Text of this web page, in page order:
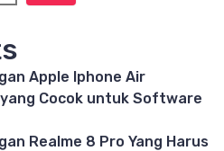
Apple Iphone Air
Cocok untuk Software
Realme 8 Pro Yang Harus